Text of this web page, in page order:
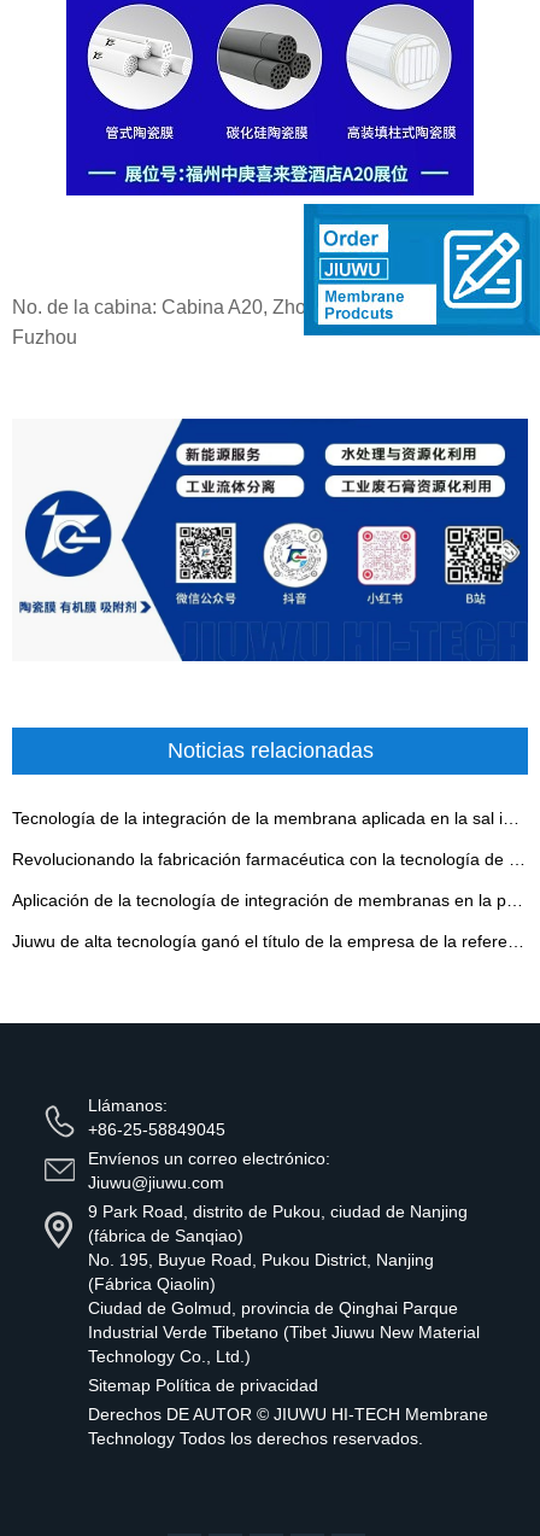
No. de la cabina: Cabina A20, Zhonggeng Sheraton Hotel,
Fuzhou
Noticias relacionadas
Llámanos:
+86-25-58849045
Envíenos un correo electrónico:
Jiuwu@jiuwu.com
9 Park Road, distrito de Pukou, ciudad de Nanjing
(fábrica de Sanqiao)
No. 195, Buyue Road, Pukou District, Nanjing
(Fábrica Qiaolin)
Ciudad de Golmud, provincia de Qinghai Parque
Industrial Verde Tibetano (Tibet Jiuwu New Material
Technology Co., Ltd.)
Sitemap Política de privacidad
Derechos DE AUTOR © JIUWU HI-TECH Membrane
Technology Todos los derechos reservados.